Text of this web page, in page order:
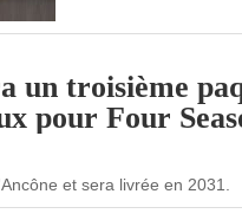
un troisième
pour Four
et sera livrée en 2031.